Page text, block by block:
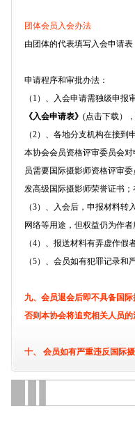
团体会员入会办法
由团体的代表填写入会申请
申请程序和审批办法：
（1）、入会申请需独级申
《入会申请表》 (点击下载）
（2）、各地分支机构在接
本协会会员资格评审委员会
员需要国际摄影师资格评审
发高级国际摄影师荣誉证书
（3）、入会后，申报材料
网络等用途，但权益仍为作
（4）、报送材料有弄虚作假
（5）、会员如有犯罪记录和
九、会员退会后即不具备国
否则本协会将追究相关人员的
十、 会员如有严重违反国际